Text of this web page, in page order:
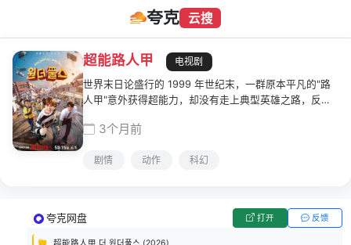
夸克 云搜
超能路人甲
电视剧
世界末日论盛行的 1999 年世纪末，一群原本平凡的"路
人甲"意外获得超能力，却没有走上典型英雄之路，反而
世界和平的反派势力，在混乱与笑料之中肩负起守护世界
3个月前
剧情 动作 科幻
夸克网盘 打开 反馈
超能路人甲 더 원더풀스 (2026)